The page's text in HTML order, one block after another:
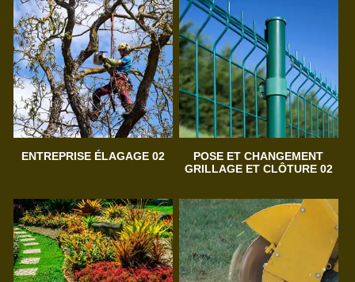
ENTREPRISE ÉLAGAGE 02
POSE ET CHANGEMENT
GRILLAGE ET CLÔTURE 02